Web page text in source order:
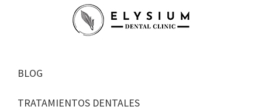
BLOG
TRATAMIENTOS DENTALES